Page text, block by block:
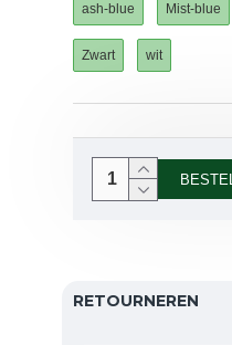
ash-blue Mist-blue
Zwart wit
RETOURNEREN